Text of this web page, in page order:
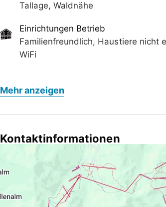
Tallage, Waldnähe
Einrichtungen Betrieb
Familienfreundlich, Haustiere nicht
WiFi
Deutsch, Englisch
Verpflegung
Gitterbett / Babybett,
Tagung / Kongress
WiFi
Mehr anzeigen
Kontaktinformationen
Apartment Wechselberger Tobias
Stockach 233, AT-6283